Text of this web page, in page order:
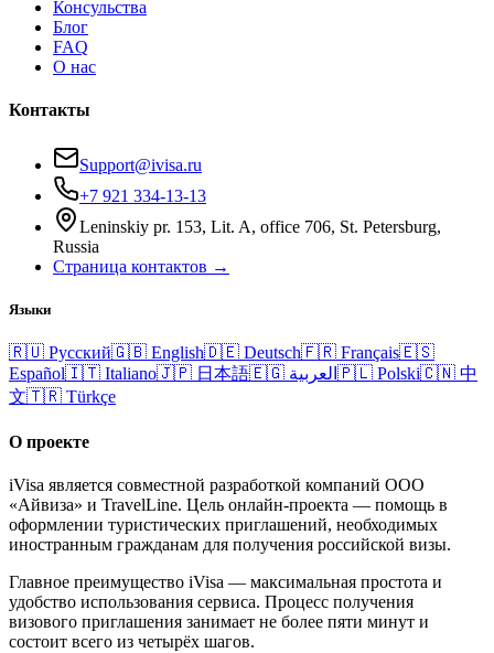
Консульства
Блог
FAQ
О нас
Контакты
Support@ivisa.ru
+7 921 334-13-13
Leninskiy pr. 153, Lit. A, office 706, St. Petersburg,
Russia
Страница контактов →
Языки
🇷🇺 Русский🇬🇧 English🇩🇪 Deutsch🇫🇷 Français🇪🇸
Español🇮🇹 Italiano🇯🇵 日本語🇪🇬 العربية 🇵🇱 Polski🇨🇳 中
文🇹🇷 Türkçe
О проекте
iVisa является совместной разработкой компаний ООО
«Айвиза» и TravelLine. Цель онлайн-проекта — помощь в
оформлении туристических приглашений, необходимых
иностранным гражданам для получения российской визы.
Главное преимущество iVisa — максимальная простота и
удобство использования сервиса. Процесс получения
визового приглашения занимает не более пяти минут и
состоит всего из четырёх шагов.